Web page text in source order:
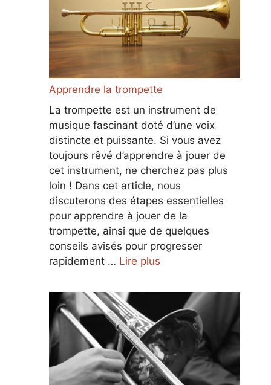
Apprendre la trompette
La trompette est un instrument de
musique fascinant doté d’une voix
distincte et puissante. Si vous avez
toujours rêvé d’apprendre à jouer de
cet instrument, ne cherchez pas plus
loin ! Dans cet article, nous
discuterons des étapes essentielles
pour apprendre à jouer de la
trompette, ainsi que de quelques
conseils avisés pour progresser
rapidement … Lire plus